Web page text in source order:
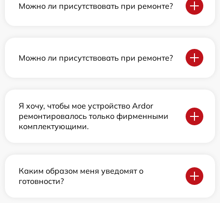
Можно ли присутствовать при ремонте?
Можно ли присутствовать при ремонте?
Я хочу, чтобы мое устройство Ardor
ремонтировалось только фирменными
комплектующими.
Каким образом меня уведомят о
готовности?